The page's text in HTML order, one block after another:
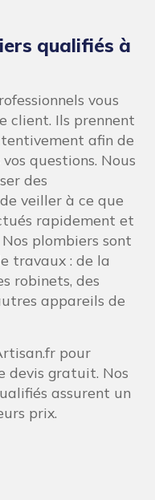
veiller à ce que
rapidement et
plombiers sont
travaux : de la
robinets, des
appareils de
pour
devis gratuit. Nos
assurent un
prix.
à Vitry-
et
savent que les